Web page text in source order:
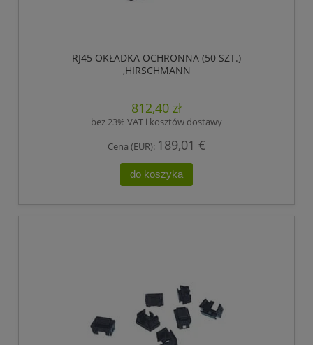
RJ45 OKŁADKA OCHRONNA (50 SZT.)
,HIRSCHMANN
812,40 zł
bez 23% VAT i kosztów dostawy
Cena (EUR): 189,01 €
do koszyka